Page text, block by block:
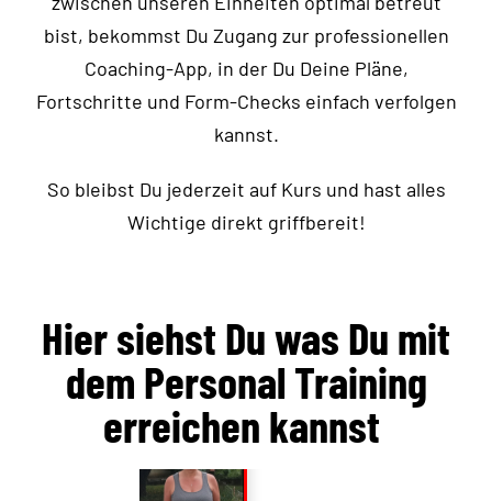
bist, bekommst Du Zugang zur professionellen
Coaching-App, in der Du Deine Pläne,
Fortschritte und Form-Checks einfach verfolgen
kannst.
So bleibst Du jederzeit auf Kurs und hast alles
Wichtige direkt griffbereit!
Hier siehst Du was Du mit
dem Personal Training
erreichen kannst